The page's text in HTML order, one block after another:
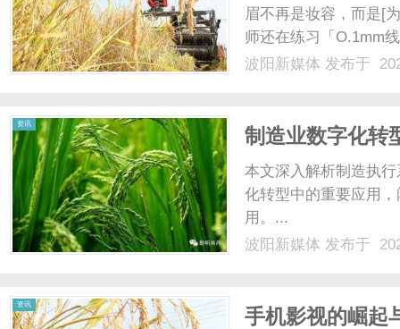
眉不再是妆容，而是[
师还在练习「O.1mm
提升美感美学风格设
波阳新媒体 发布于
资讯
制造业数字化
重要作用及应用
本文深入解析制造执
化转型中的重要应用
用。...
波阳新媒体 发布于
资讯
手机影视的崛起